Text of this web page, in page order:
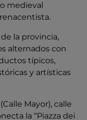
medieval
la provincia,
alternados con
típicos,
y artísticas
(Calle Mayor), calle
la “Piazza dei